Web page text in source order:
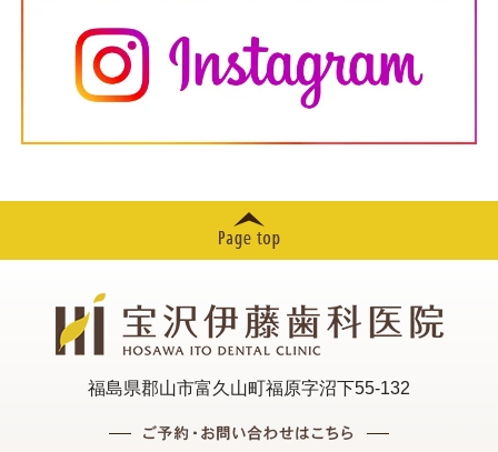
福島県郡山市富久山町福原字沼下55-132